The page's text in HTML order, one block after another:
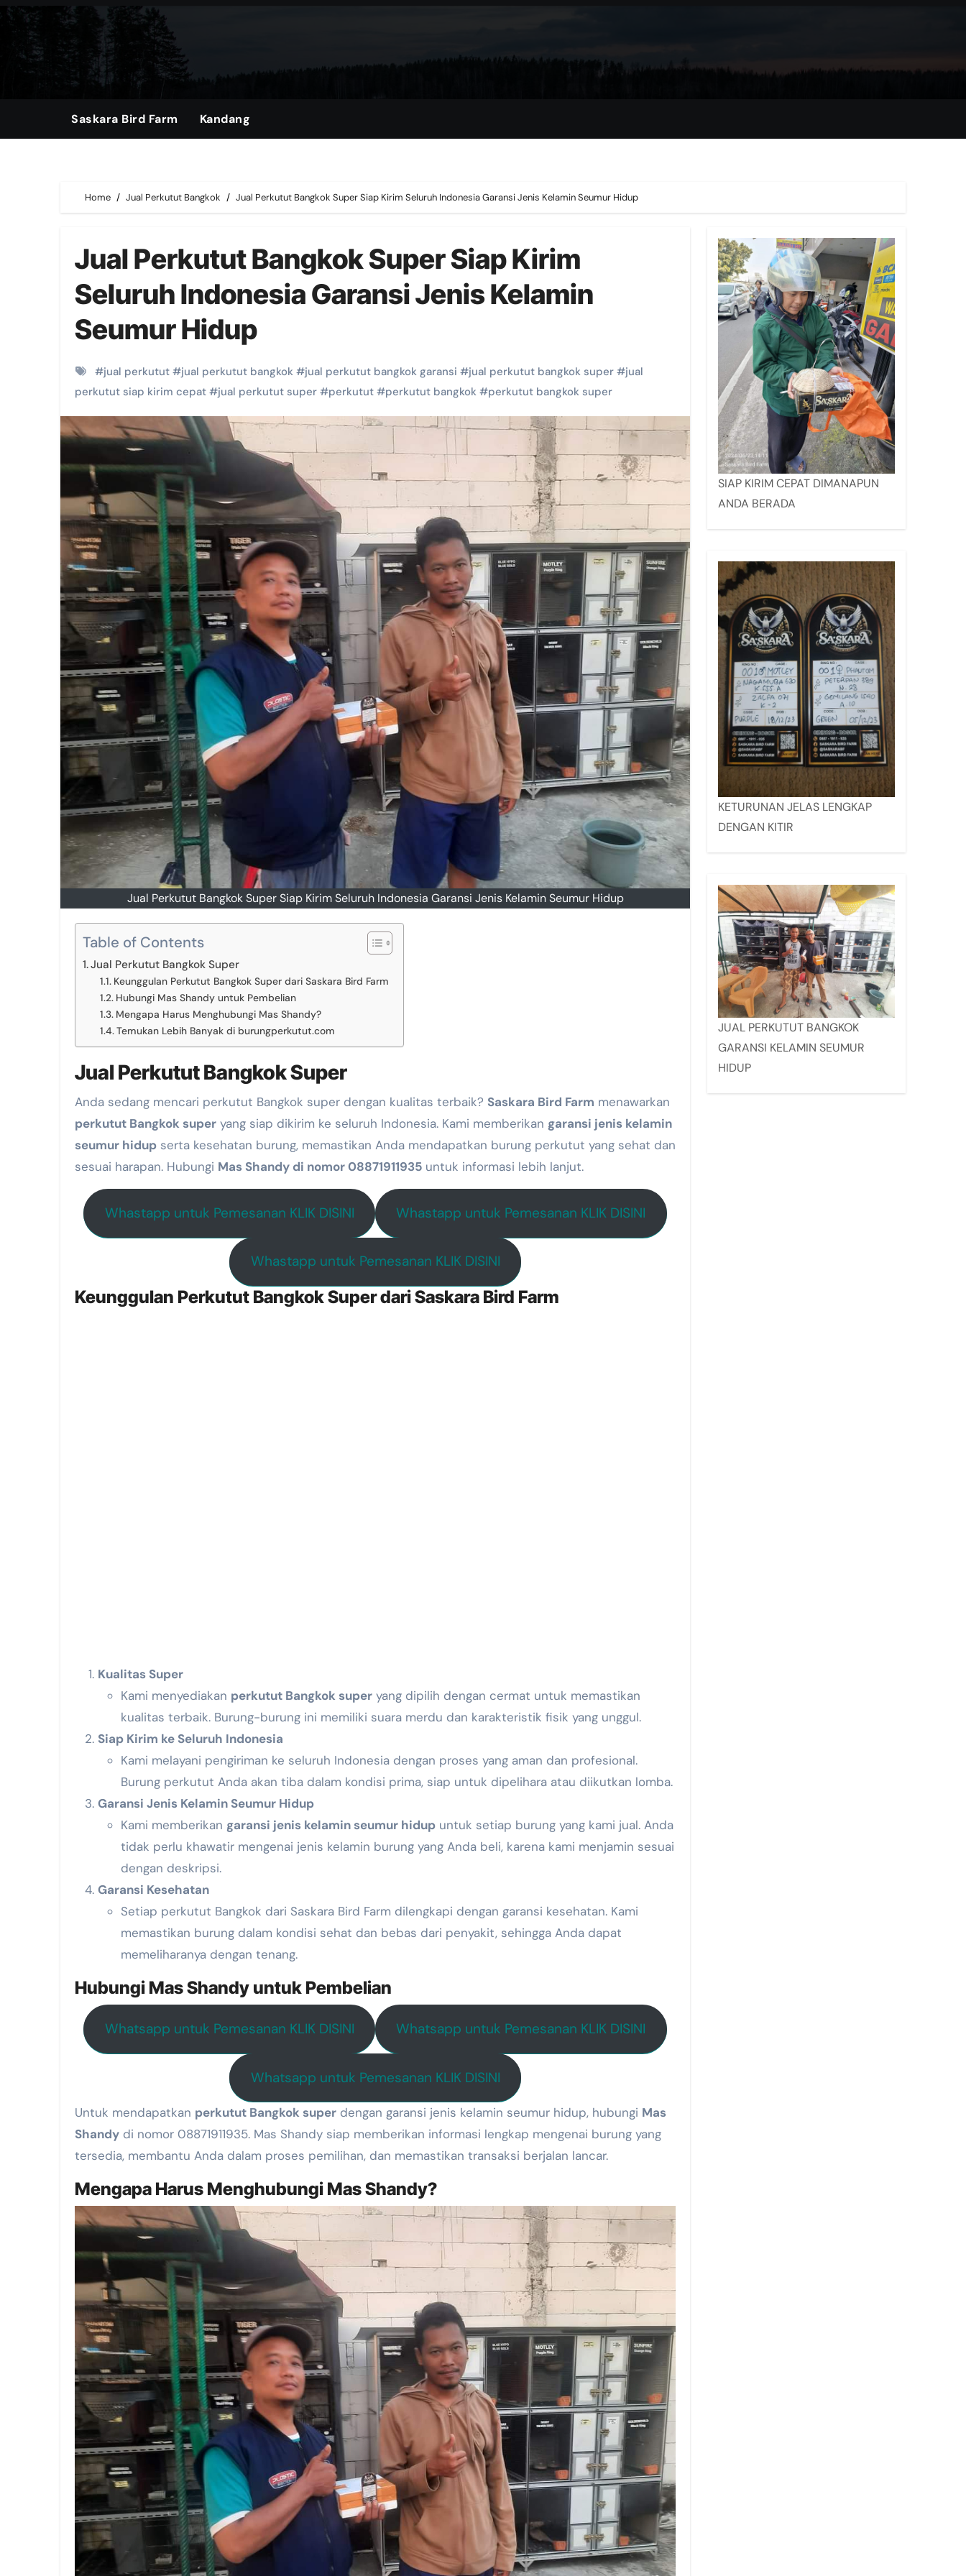
Skip
content
Saskara Bird Farm Kandang
Home Jual Perkutut Bangkok Jual Perkutut Bangkok Super Siap Kirim Seluruh Indonesia Garansi Jenis Kelamin Seumur Hidup
Jual Perkutut Bangkok Super Siap Kirim
Seluruh Indonesia Garansi Jenis Kelamin
Seumur Hidup
#jual perkutut #jual perkutut bangkok #jual perkutut bangkok garansi #jual perkutut bangkok super #jual
perkutut siap kirim cepat #jual perkutut super #perkutut #perkutut bangkok #perkutut bangkok super
Jual Perkutut Bangkok Super Siap Kirim Seluruh Indonesia Garansi Jenis Kelamin Seumur Hidup
Table of Contents
Jual Perkutut Bangkok Super
Keunggulan Perkutut Bangkok Super dari Saskara Bird Farm
Hubungi Mas Shandy untuk Pembelian
Mengapa Harus Menghubungi Mas Shandy?
Temukan Lebih Banyak di burungperkutut.com
Jual Perkutut Bangkok Super
Anda sedang mencari perkutut Bangkok super dengan kualitas terbaik? Saskara Bird Farm menawarkan
perkutut Bangkok super yang siap dikirim ke seluruh Indonesia. Kami memberikan garansi jenis kelamin
seumur hidup serta kesehatan burung, memastikan Anda mendapatkan burung perkutut yang sehat dan
sesuai harapan. Hubungi Mas Shandy di nomor 08871911935 untuk informasi lebih lanjut.
Whastapp untuk Pemesanan KLIK DISINI Whastapp untuk Pemesanan KLIK DISINI
Whastapp untuk Pemesanan KLIK DISINI
Keunggulan Perkutut Bangkok Super dari Saskara Bird Farm
Kualitas Super
Kami menyediakan perkutut Bangkok super yang dipilih dengan cermat untuk memastikan
kualitas terbaik. Burung-burung ini memiliki suara merdu dan karakteristik fisik yang unggul.
Siap Kirim ke Seluruh Indonesia
Kami melayani pengiriman ke seluruh Indonesia dengan proses yang aman dan profesional.
Burung perkutut Anda akan tiba dalam kondisi prima, siap untuk dipelihara atau diikutkan lomba.
Garansi Jenis Kelamin Seumur Hidup
Kami memberikan garansi jenis kelamin seumur hidup untuk setiap burung yang kami jual. Anda
tidak perlu khawatir mengenai jenis kelamin burung yang Anda beli, karena kami menjamin sesuai
dengan deskripsi.
Garansi Kesehatan
Setiap perkutut Bangkok dari Saskara Bird Farm dilengkapi dengan garansi kesehatan. Kami
memastikan burung dalam kondisi sehat dan bebas dari penyakit, sehingga Anda dapat
memeliharanya dengan tenang.
Hubungi Mas Shandy untuk Pembelian
Whatsapp untuk Pemesanan KLIK DISINI Whatsapp untuk Pemesanan KLIK DISINI
Whatsapp untuk Pemesanan KLIK DISINI
Untuk mendapatkan perkutut Bangkok super dengan garansi jenis kelamin seumur hidup, hubungi Mas
Shandy di nomor 08871911935. Mas Shandy siap memberikan informasi lengkap mengenai burung yang
tersedia, membantu Anda dalam proses pemilihan, dan memastikan transaksi berjalan lancar.
Mengapa Harus Menghubungi Mas Shandy?
SIAP KIRIM CEPAT DIMANAPUN
ANDA BERADA
KETURUNAN JELAS LENGKAP
DENGAN KITIR
JUAL PERKUTUT BANGKOK
GARANSI KELAMIN SEUMUR
HIDUP